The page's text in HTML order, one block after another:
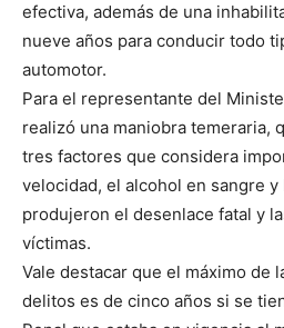
efectiva, además de una
nueve años para conducir todo
automotor.
Para el representante del
realizó una maniobra temeraria,
tres factores que considera
velocidad, el alcohol en sangre
produjeron el desenlace fatal y
víctimas.
Vale destacar que el máximo de
delitos es de cinco años si se